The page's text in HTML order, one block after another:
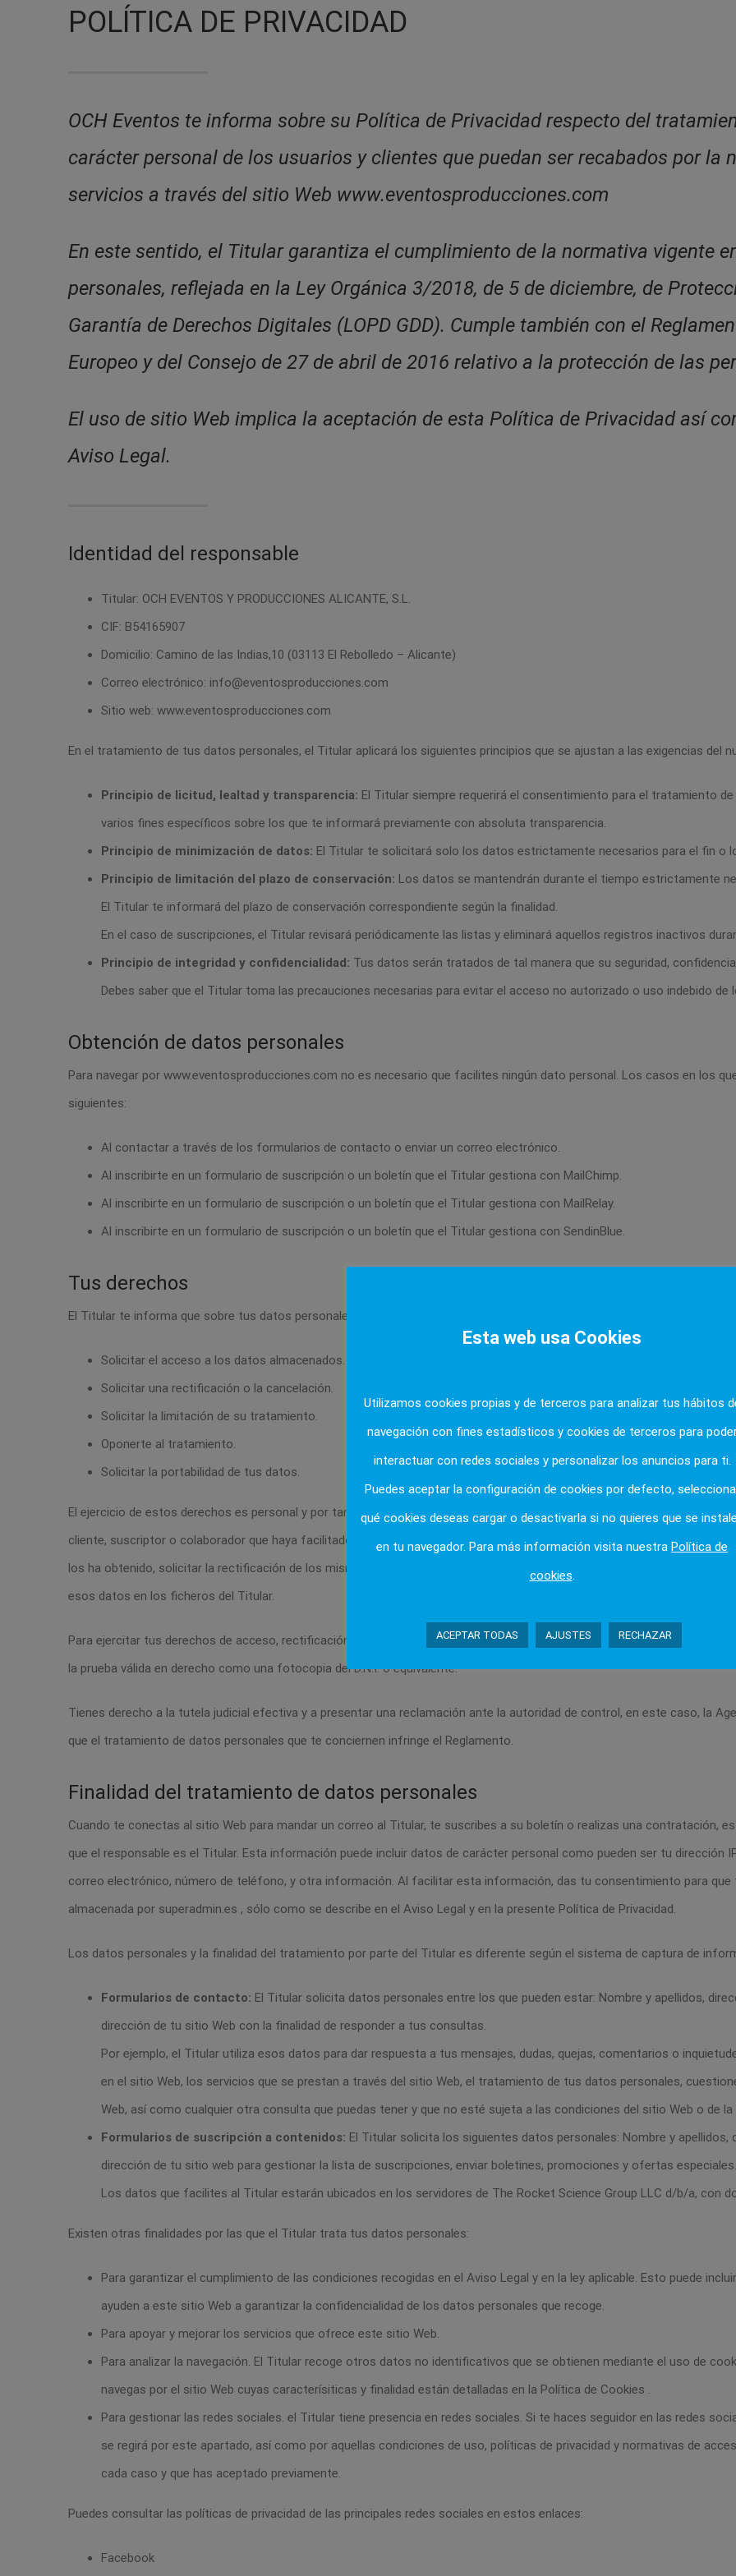
POLÍTICA DE PRIVACIDAD
OCH Eventos te informa sobre su Política de Privacidad respecto del
carácter personal de los usuarios y clientes que puedan ser recabados por la
servicios a través del sitio Web www.eventosproducciones.com
En este sentido, el Titular garantiza el cumplimiento de la normativa vigente
personales, reflejada en la Ley Orgánica 3/2018, de 5 de diciembre, de
Garantía de Derechos Digitales (LOPD GDD). Cumple también con el
Europeo y del Consejo de 27 de abril de 2016 relativo a la protección de las
El uso de sitio Web implica la aceptación de esta Política de Privacidad así
Aviso Legal.
Identidad del responsable
Titular: OCH EVENTOS Y PRODUCCIONES ALICANTE, S.L.
CIF: B54165907
Domicilio: Camino de las Indias,10 (03113 El Rebolledo – Alicante)
Correo electrónico: info@eventosproducciones.com
Sitio web: www.eventosproducciones.com
En el tratamiento de tus datos personales, el Titular aplicará los siguientes principios que se ajustan a las exigencias del
Principio de licitud, lealtad y transparencia: El Titular siempre requerirá el consentimiento para el tratamiento
varios fines específicos sobre los que te informará previamente con absoluta transparencia.
Principio de minimización de datos: El Titular te solicitará solo los datos estrictamente necesarios para el fin o
Principio de limitación del plazo de conservación: Los datos se mantendrán durante el tiempo estrictamente
El Titular te informará del plazo de conservación correspondiente según la finalidad.
En el caso de suscripciones, el Titular revisará periódicamente las listas y eliminará aquellos registros inactivos
Principio de integridad y confidencialidad: Tus datos serán tratados de tal manera que su seguridad,
Debes saber que el Titular toma las precauciones necesarias para evitar el acceso no autorizado o uso indebido
Obtención de datos personales
Para navegar por www.eventosproducciones.com no es necesario que facilites ningún dato personal. Los casos en los
siguientes:
Al contactar a través de los formularios de contacto o enviar un correo electrónico.
Al inscribirte en un formulario de suscripción o un boletín que el Titular gestiona con MailChimp.
Al inscribirte en un formulario de suscripción o un boletín que el Titular gestiona con MailRelay.
Al inscribirte en un formulario de suscripción o un boletín que el Titular gestiona con SendinBlue.
Tus derechos
El Titular te informa que sobre tus datos personales tienes derecho a:
Solicitar el acceso a los datos almacenados.
Solicitar una rectificación o la cancelación.
Solicitar la limitación de su tratamiento.
Oponerte al tratamiento.
Solicitar la portabilidad de tus datos.
El ejercicio de estos derechos es personal y por tanto debe ser ejercido directamente por el interesado, solicitándolo
cliente, suscriptor o colaborador que haya facilitado sus datos en algún momento puede dirigirse al Titular y pedir
los ha obtenido, solicitar la rectificación de los mismos, solicitar la portabilidad de sus datos personales, oponerse al
esos datos en los ficheros del Titular.
Para ejercitar tus derechos de acceso, rectificación, cancelación, portabilidad y oposición tienes que enviar un correo
la prueba válida en derecho como una fotocopia del D.N.I. o equivalente.
Tienes derecho a la tutela judicial efectiva y a presentar una reclamación ante la autoridad de control, en este caso, la
que el tratamiento de datos personales que te conciernen infringe el Reglamento.
Finalidad del tratamiento de datos personales
Cuando te conectas al sitio Web para mandar un correo al Titular, te suscribes a su boletín o realizas una contratación,
que el responsable es el Titular. Esta información puede incluir datos de carácter personal como pueden ser tu dirección
correo electrónico, número de teléfono, y otra información. Al facilitar esta información, das tu consentimiento para
almacenada por superadmin.es , sólo como se describe en el Aviso Legal y en la presente Política de Privacidad.
Los datos personales y la finalidad del tratamiento por parte del Titular es diferente según el sistema de captura de
Formularios de contacto: El Titular solicita datos personales entre los que pueden estar: Nombre y apellidos,
dirección de tu sitio Web con la finalidad de responder a tus consultas.
Por ejemplo, el Titular utiliza esos datos para dar respuesta a tus mensajes, dudas, quejas, comentarios o
en el sitio Web, los servicios que se prestan a través del sitio Web, el tratamiento de tus datos personales,
Web, así como cualquier otra consulta que puedas tener y que no esté sujeta a las condiciones del sitio Web o de
Formularios de suscripción a contenidos: El Titular solicita los siguientes datos personales: Nombre y
dirección de tu sitio web para gestionar la lista de suscripciones, enviar boletines, promociones y ofertas especiales.
Los datos que facilites al Titular estarán ubicados en los servidores de The Rocket Science Group LLC d/b/a, con
Existen otras finalidades por las que el Titular trata tus datos personales:
Para garantizar el cumplimiento de las condiciones recogidas en el Aviso Legal y en la ley aplicable. Esto puede
ayuden a este sitio Web a garantizar la confidencialidad de los datos personales que recoge.
Para apoyar y mejorar los servicios que ofrece este sitio Web.
Para analizar la navegación. El Titular recoge otros datos no identificativos que se obtienen mediante el uso de
navegas por el sitio Web cuyas caracterísiticas y finalidad están detalladas en la Política de Cookies .
Para gestionar las redes sociales. el Titular tiene presencia en redes sociales. Si te haces seguidor en las redes
se regirá por este apartado, así como por aquellas condiciones de uso, políticas de privacidad y normativas de
cada caso y que has aceptado previamente.
Puedes consultar las políticas de privacidad de las principales redes sociales en estos enlaces:
Facebook
Esta web usa Cookies
Utilizamos cookies propias y de terceros para analizar tus hábitos
navegación con fines estadísticos y cookies de terceros para
interactuar con redes sociales y personalizar los anuncios para ti.
Puedes aceptar la configuración de cookies por defecto,
qué cookies deseas cargar o desactivarla si no quieres que se
en tu navegador. Para más información visita nuestra Política de
cookies.
ACEPTAR TODAS AJUSTES RECHAZAR